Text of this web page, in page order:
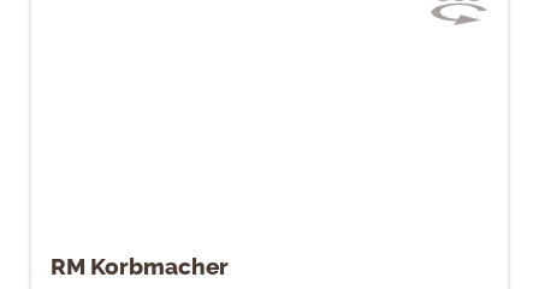
RM Korbmacher